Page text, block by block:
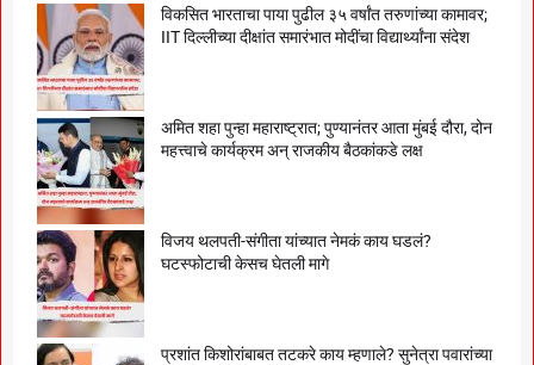
विकसित भारताचा पाया पुढील ३५ वर्षांत तरुणांच्या कामावर;
IIT दिल्लीच्या दीक्षांत समारंभात मोदींचा विद्यार्थ्यांना संदेश
अमित शहा पुन्हा महाराष्ट्रात; पुण्यानंतर आता मुंबई दौरा, दोन
महत्त्वाचे कार्यक्रम अन् राजकीय बैठकांकडे लक्ष
विजय थलपती-संगीता यांच्यात नेमकं काय घडलं?
घटस्फोटाची केसच घेतली मागे
प्रशांत किशोरांबाबत तटकरे काय म्हणाले? सुनेत्रा पवारांच्या